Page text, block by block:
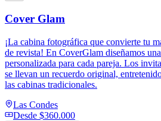
Cover Glam
¡La cabina fotográfica que convierte tu
de revista! En CoverGlam diseñamos
personalizada para cada pareja. Los
se llevan un recuerdo original,
las cabinas tradicionales.
Las Condes
Desde $360.000